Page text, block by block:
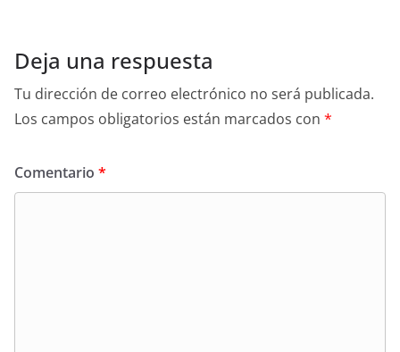
Deja una respuesta
Tu dirección de correo electrónico no será publicada.
Los campos obligatorios están marcados con *
Comentario *